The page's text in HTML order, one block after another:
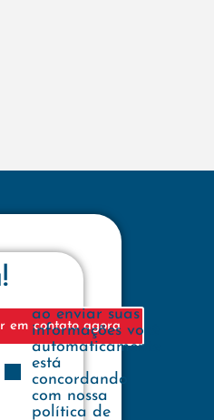
em contato agora
ao enviar suas
informações você
automaticamente
está
concordando
com nossa
política de